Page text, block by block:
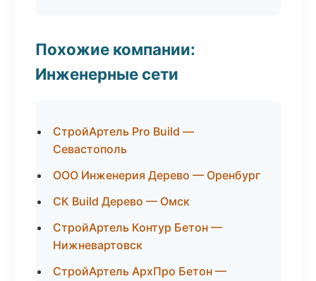
Похожие компании:
Инженерные сети
СтройАртель Pro Build —
Севастополь
ООО Инженерия Дерево — Оренбург
СК Build Дерево — Омск
СтройАртель Контур Бетон —
Нижневартовск
СтройАртель АрхПро Бетон —